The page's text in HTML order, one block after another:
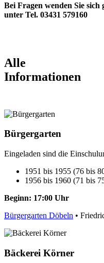
Bei Fragen wenden Sie
unter Tel. 03431 579160
Alle
Informationen
Bürgergarten
Eingeladen sind die
1951 bis 1955 (76 bis
1956 bis 1960 (71 bis
Beginn: 17:00 Uhr
Bürgergarten Döbeln •
Bäckerei Körner